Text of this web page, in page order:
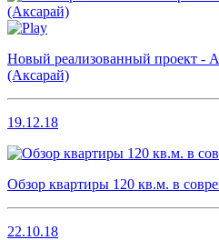
Новый реализованный проект -
(Аксарай)
19.12.18
Обзор квартиры 120 кв.м. в
22.10.18